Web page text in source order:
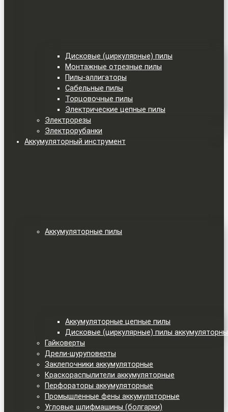
Дисковые (циркулярные) пилы
Монтажные отрезные пилы
Пилы-аллигаторы
Сабельные пилы
Торцовочные пилы
Электрические цепные пилы
Электрорезы
Электрорубанки
Аккумуляторный инструмент
Аккумуляторные пилы
Аккумуляторные цепные пилы
Дисковые (циркулярные) пилы
Гайковерты
Дрели-шуруповерты
Заклепочники аккумуляторные
Краскораспылители аккумуляторные
Перфораторы аккумуляторные
Промышленные фены аккумуляторные
Угловые шлифмашины (болгарки)